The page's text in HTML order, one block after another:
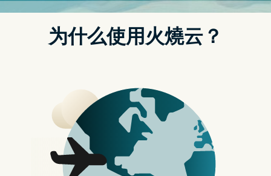
以焊接的方式将 RAM 与 SSD 固定在主机板上，所以对於大
部分用户来说想要自己手动升级几乎不可能，老电脑又已经
过了保固，不管送到原厂或是第三方维修都是一笔开销。倘
在我们开始之前，如果你希望谨慎一点，请先对电脑中的数
据做备份。这个部分很简单，只需要连接外部储存设备，并
且执行「时光机」，然後等待备份完成即可。
释放储存空间